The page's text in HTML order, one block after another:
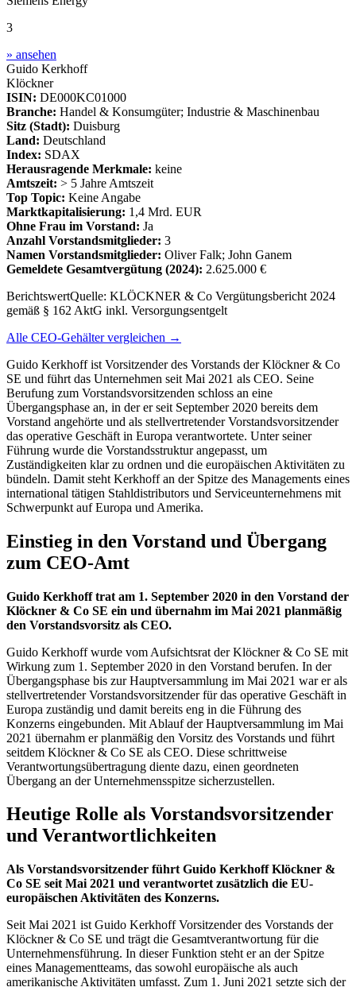
3
» ansehen
Guido Kerkhoff
Klöckner
ISIN: DE000KC01000
Branche: Handel & Konsumgüter; Industrie & Maschinenbau
Sitz (Stadt): Duisburg
Land: Deutschland
Index: SDAX
Herausragende Merkmale: keine
Amtszeit: > 5 Jahre Amtszeit
Top Topic: Keine Angabe
Marktkapitalisierung: 1,4 Mrd. EUR
Ohne Frau im Vorstand: Ja
Anzahl Vorstandsmitglieder: 3
Namen Vorstandsmitglieder: Oliver Falk; John Ganem
Gemeldete Gesamtvergütung (2024): 2.625.000 €
BerichtswertQuelle: KLÖCKNER & Co Vergütungsbericht 2024
gemäß § 162 AktG inkl. Versorgungsentgelt
Alle CEO-Gehälter vergleichen →
Guido Kerkhoff ist Vorsitzender des Vorstands der Klöckner & Co
SE und führt das Unternehmen seit Mai 2021 als CEO. Seine
Berufung zum Vorstandsvorsitzenden schloss an eine
Übergangsphase an, in der er seit September 2020 bereits dem
Vorstand angehörte und als stellvertretender Vorstandsvorsitzender
das operative Geschäft in Europa verantwortete. Unter seiner
Führung wurde die Vorstandsstruktur angepasst, um
Zuständigkeiten klar zu ordnen und die europäischen Aktivitäten zu
bündeln. Damit steht Kerkhoff an der Spitze des Managements eines
international tätigen Stahldistributors und Serviceunternehmens mit
Schwerpunkt auf Europa und Amerika.
Einstieg in den Vorstand und Übergang
zum CEO-Amt
Guido Kerkhoff trat am 1. September 2020 in den Vorstand der
Klöckner & Co SE ein und übernahm im Mai 2021 planmäßig
den Vorstandsvorsitz als CEO.
Guido Kerkhoff wurde vom Aufsichtsrat der Klöckner & Co SE mit
Wirkung zum 1. September 2020 in den Vorstand berufen. In der
Übergangsphase bis zur Hauptversammlung im Mai 2021 war er als
stellvertretender Vorstandsvorsitzender für das operative Geschäft in
Europa zuständig und damit bereits eng in die Führung des
Konzerns eingebunden. Mit Ablauf der Hauptversammlung im Mai
2021 übernahm er planmäßig den Vorsitz des Vorstands und führt
seitdem Klöckner & Co SE als CEO. Diese schrittweise
Verantwortungsübertragung diente dazu, einen geordneten
Übergang an der Unternehmensspitze sicherzustellen.
Heutige Rolle als Vorstandsvorsitzender
und Verantwortlichkeiten
Als Vorstandsvorsitzender führt Guido Kerkhoff Klöckner &
Co SE seit Mai 2021 und verantwortet zusätzlich die EU-
europäischen Aktivitäten des Konzerns.
Seit Mai 2021 ist Guido Kerkhoff Vorsitzender des Vorstands der
Klöckner & Co SE und trägt die Gesamtverantwortung für die
Unternehmensführung. In dieser Funktion steht er an der Spitze
eines Managementteams, das sowohl europäische als auch
amerikanische Aktivitäten umfasst. Zum 1. Juni 2021 setzte sich der